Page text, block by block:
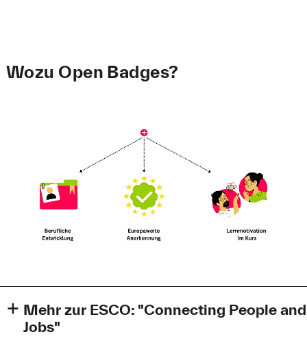
Wozu Open Badges?
Mehr zur ESCO: "Connecting People and
Jobs"